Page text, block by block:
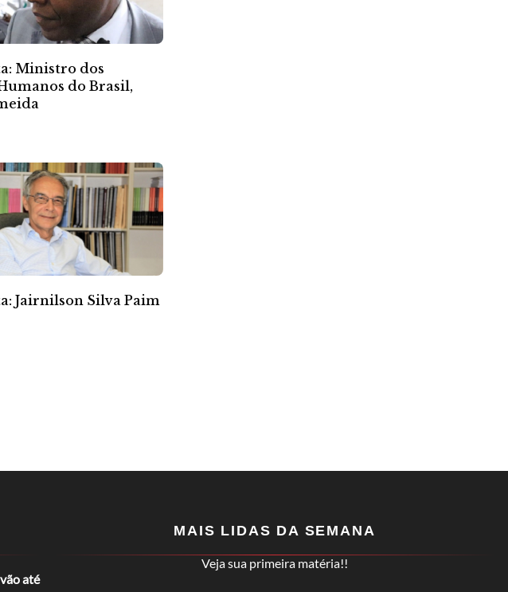
Ministro dos
do Brasil,
Jairnilson Silva Paim
até
MAIS LIDAS DA SEMANA
Veja sua primeira matéria!!